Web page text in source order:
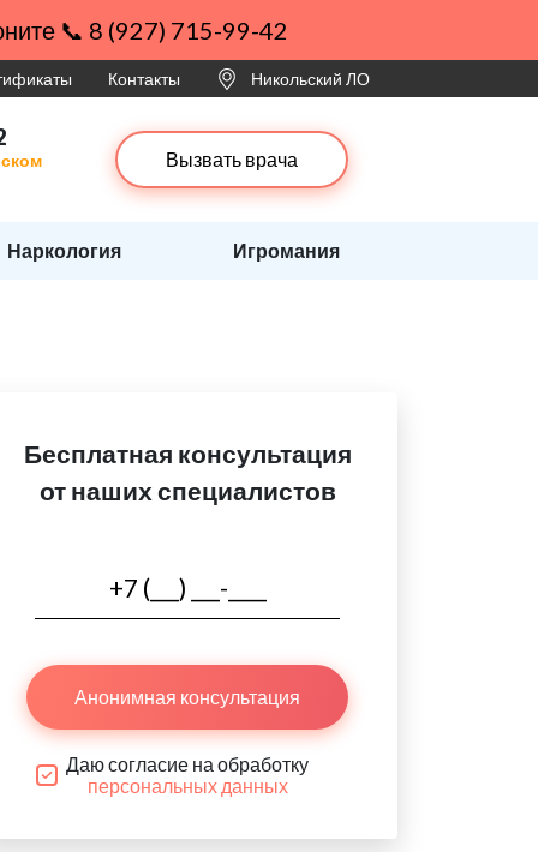
📞 8 (927) 715-99-42
Контакты Никольский ЛО
Вызвать врача
Наркология Игромания
Бесплатная консультация
от наших специалистов
Анонимная консультация
Даю согласие на обработку
персональных данных